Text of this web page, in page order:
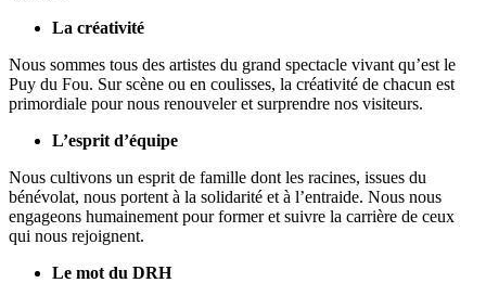
La créativité
Nous sommes tous des artistes du grand spectacle vivant qu’est le
Puy du Fou. Sur scène ou en coulisses, la créativité de chacun est
primordiale pour nous renouveler et surprendre nos visiteurs.
L’esprit d’équipe
Nous cultivons un esprit de famille dont les racines, issues du
bénévolat, nous portent à la solidarité et à l’entraide. Nous nous
engageons humainement pour former et suivre la carrière de ceux
qui nous rejoignent.
Le mot du DRH